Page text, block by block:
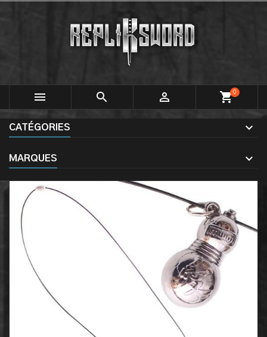
   shopping_cart0
CATÉGORIES
MARQUES